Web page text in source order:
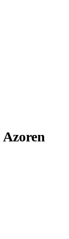
Azoren